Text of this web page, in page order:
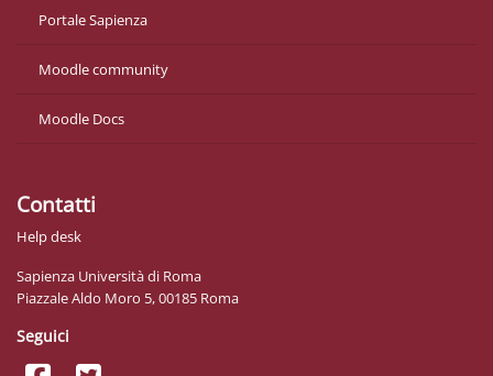
Portale Sapienza
Moodle community
Moodle Docs
Contatti
Help desk
Sapienza Università di Roma
Piazzale Aldo Moro 5, 00185 Roma
Seguici